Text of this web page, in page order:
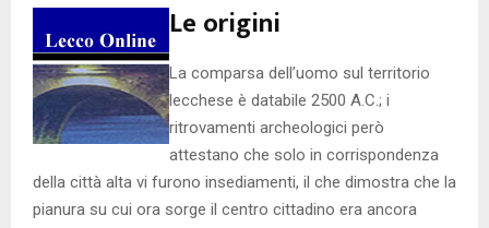
Le origini
La comparsa dell’uomo sul territorio
lecchese è databile 2500 A.C.; i
ritrovamenti archeologici però
attestano che solo in corrispondenza
della città alta vi furono insediamenti, il che dimostra che la
pianura su cui ora sorge il centro cittadino era ancora